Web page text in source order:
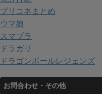
プリコネまとめ
ウマ娘
スマブラ
ドラガリ
ドラゴンボールレジェンズ
お問合わせ・その他